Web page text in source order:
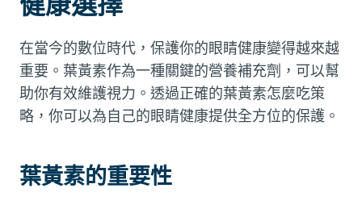
在當今的數位時代，保護你的眼睛健康變得越來越
重要。葉黃素作為一種關鍵的營養補充劑，可以幫
助你有效維護視力。透過正確的葉黃素怎麼吃策
略，你可以為自己的眼睛健康提供全方位的保護。
葉黃素的重要性